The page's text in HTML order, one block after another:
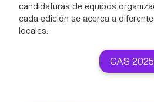
candidaturas de equipos
cada edición se acerca a
locales.
CAS 2025